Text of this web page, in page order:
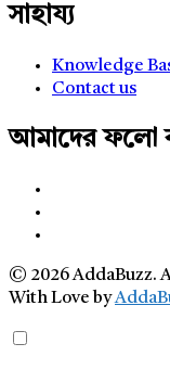
সাহায্য
Knowledge
Contact us
আমাদের ফলো
© 2026 AddaBuzz.
With Love by